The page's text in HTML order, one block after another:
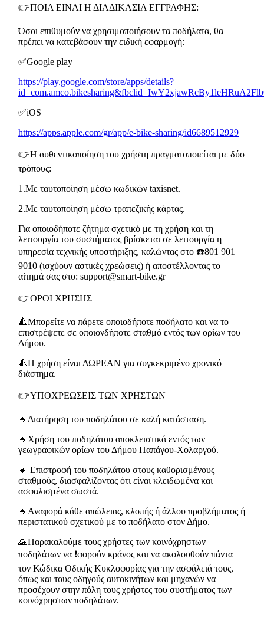
👉ΠΟΙΑ ΕΙΝΑΙ Η ΔΙΑΔΙΚΑΣΙΑ ΕΓΓΡΑΦΗΣ:
Όσοι επιθυμούν να χρησιμοποιήσουν τα ποδήλατα, θα
πρέπει να κατεβάσουν την ειδική εφαρμογή:
✅Google play
https://play.google.com/store/apps/details?
✅iOS
https://apps.apple.com/gr/app/e-bike-sharing/id6689512929
👉Η αυθεντικοποίηση του χρήστη πραγματοποιείται με δύο
τρόπους:
1.Με ταυτοποίηση μέσω κωδικών taxisnet.
2.Με ταυτοποίηση μέσω τραπεζικής κάρτας.
Για οποιοδήποτε ζήτημα σχετικό με τη χρήση και τη
λειτουργία του συστήματος βρίσκεται σε λειτουργία η
υπηρεσία τεχνικής υποστήριξης, καλώντας στο ☎️801 901
9010 (ισχύουν αστικές χρεώσεις) ή αποστέλλοντας το
αίτημά σας στο: support@smart-bike.gr
👉ΟΡΟΙ ΧΡΗΣΗΣ
🔺Μπορείτε να πάρετε οποιοδήποτε ποδήλατο και να το
επιστρέψετε σε οποιονδήποτε σταθμό εντός των ορίων του
Δήμου.
🔺Η χρήση είναι ΔΩΡΕΑΝ για συγκεκριμένο χρονικό
διάστημα.
👉ΥΠΟΧΡΕΩΣΕΙΣ ΤΩΝ ΧΡΗΣΤΩΝ
🔹Διατήρηση του ποδηλάτου σε καλή κατάσταση.
🔹Χρήση του ποδηλάτου αποκλειστικά εντός των
γεωγραφικών ορίων του Δήμου Παπάγου-Χολαργού.
🔹 Επιστροφή του ποδηλάτου στους καθορισμένους
σταθμούς, διασφαλίζοντας ότι είναι κλειδωμένα και
ασφαλισμένα σωστά.
🔹Αναφορά κάθε απώλειας, κλοπής ή άλλου προβλήματος ή
περιστατικού σχετικού με το ποδήλατο στον Δήμο.
🙏Παρακαλούμε τους χρήστες των κοινόχρηστων
ποδηλάτων να ❗️φορούν κράνος και να ακολουθούν πάντα
τoν Κώδικα Οδικής Κυκλοφορίας για την ασφάλειά τους,
όπως και τους οδηγούς αυτοκινήτων και μηχανών να
προσέχουν στην πόλη τους χρήστες του συστήματος των
κοινόχρηστων ποδηλάτων.